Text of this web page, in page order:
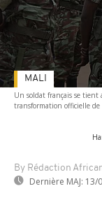
Un soldat français se tient
transformation officielle
By Rédaction
Dernière MAJ: 13/
MALI